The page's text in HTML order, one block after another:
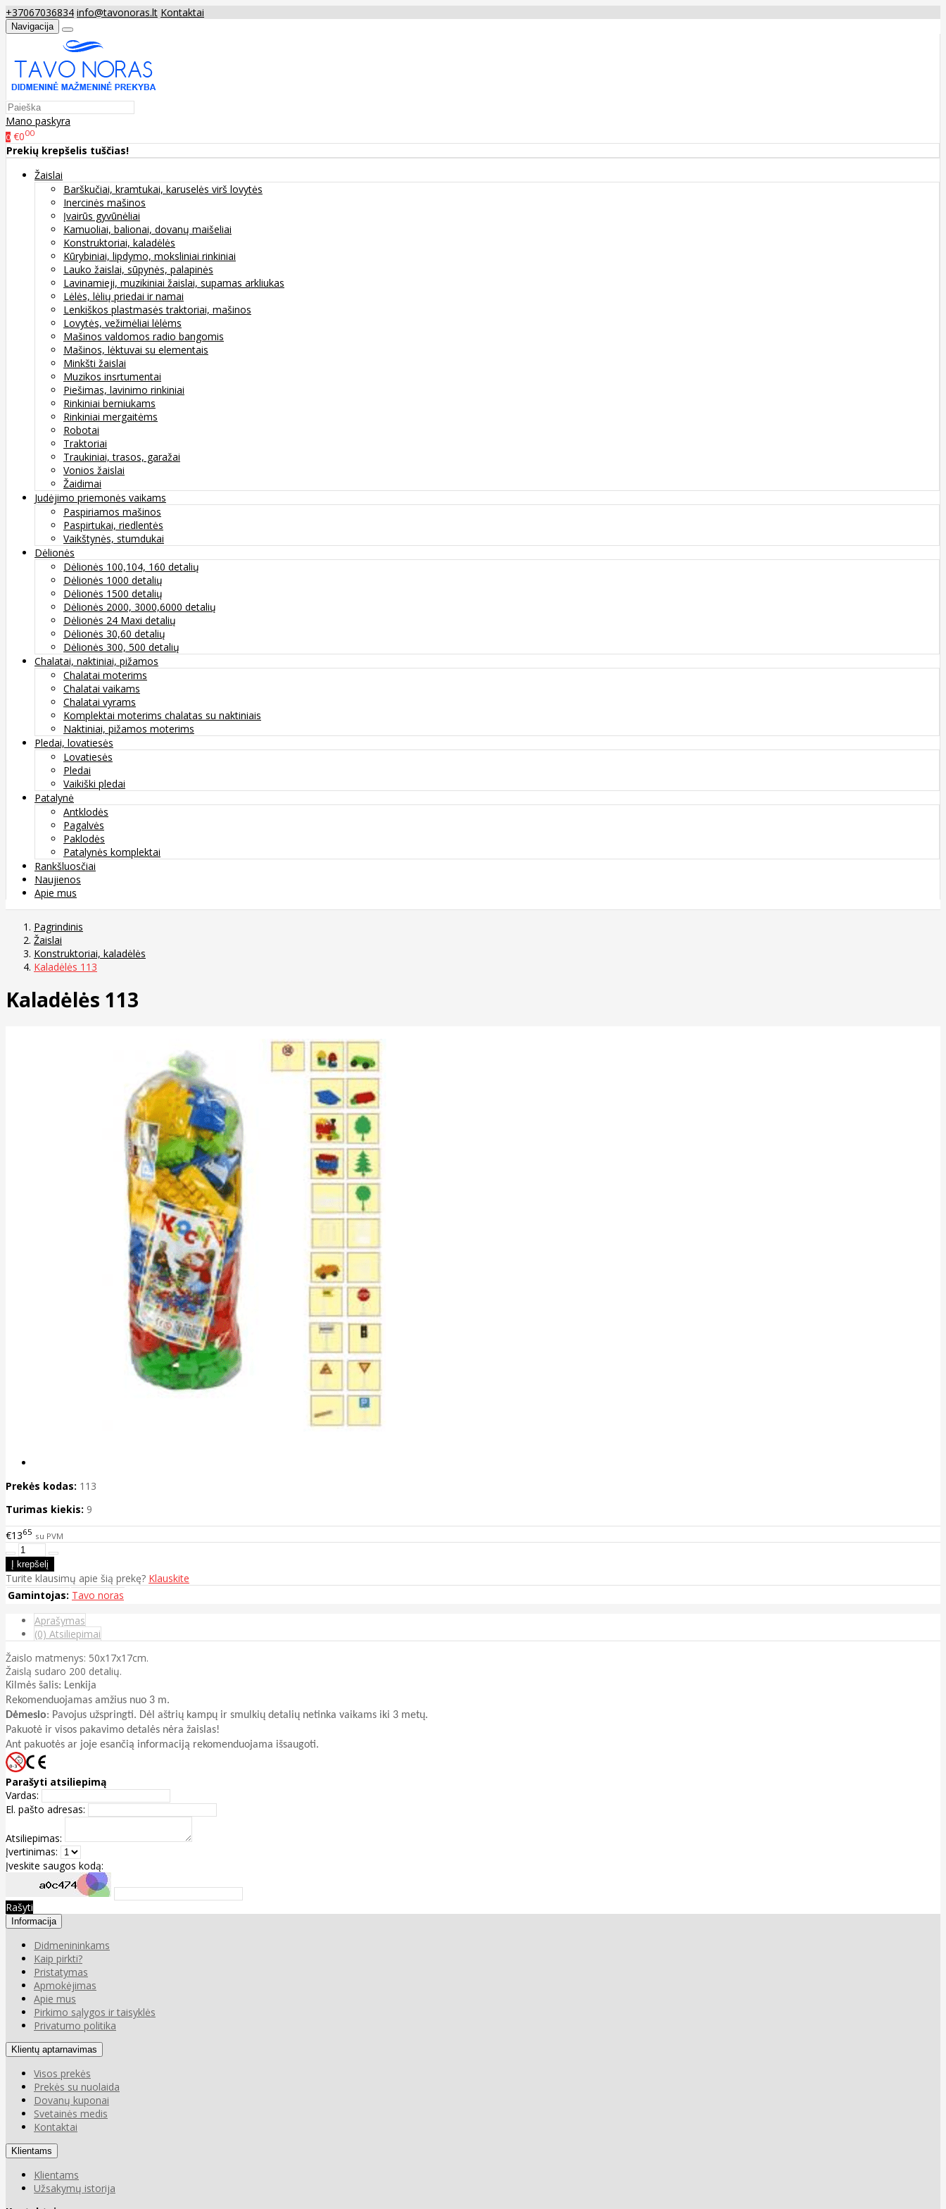
+37067036834 info@tavonoras.lt Kontaktai
Navigacija
Mano paskyra
0 €000
Prekių krepšelis tuščias!
Žaislai
Barškučiai, kramtukai, karuselės virš lovytės
Inercinės mašinos
Įvairūs gyvūnėliai
Kamuoliai, balionai, dovanų maišeliai
Konstruktoriai, kaladėlės
Kūrybiniai, lipdymo, moksliniai rinkiniai
Lauko žaislai, sūpynės, palapinės
Lavinamieji, muzikiniai žaislai, supamas arkliukas
Lėlės, lėlių priedai ir namai
Lenkiškos plastmasės traktoriai, mašinos
Lovytės, vežimėliai lėlėms
Mašinos valdomos radio bangomis
Mašinos, lėktuvai su elementais
Minkšti žaislai
Muzikos insrtumentai
Piešimas, lavinimo rinkiniai
Rinkiniai berniukams
Rinkiniai mergaitėms
Robotai
Traktoriai
Traukiniai, trasos, garažai
Vonios žaislai
Žaidimai
Judėjimo priemonės vaikams
Paspiriamos mašinos
Paspirtukai, riedlentės
Vaikštynės, stumdukai
Dėlionės
Dėlionės 100,104, 160 detalių
Dėlionės 1000 detalių
Dėlionės 1500 detalių
Dėlionės 2000, 3000,6000 detalių
Dėlionės 24 Maxi detalių
Dėlionės 30,60 detalių
Dėlionės 300, 500 detalių
Chalatai, naktiniai, pižamos
Chalatai moterims
Chalatai vaikams
Chalatai vyrams
Komplektai moterims chalatas su naktiniais
Naktiniai, pižamos moterims
Pledai, lovatiesės
Lovatiesės
Pledai
Vaikiški pledai
Patalynė
Antklodės
Pagalvės
Paklodės
Patalynės komplektai
Rankšluosčiai
Naujienos
Apie mus
Pagrindinis
Žaislai
Konstruktoriai, kaladėlės
Kaladėlės 113
Kaladėlės 113
Prekės kodas: 113
Turimas kiekis: 9
€1365 su PVM
Turite klausimų apie šią prekę? Klauskite
Gamintojas: Tavo noras
Aprašymas
(0) Atsiliepimai
Žaislo matmenys: 50x17x17cm.
Žaislą sudaro 200 detalių.
Kilmės šalis: Lenkija
Rekomenduojamas amžius nuo 3 m.
Dėmesio: Pavojus užspringti. Dėl aštrių kampų ir smulkių detalių netinka vaikams iki 3 metų.
Pakuotė ir visos pakavimo detalės nėra žaislas!
Ant pakuotės ar joje esančią informaciją rekomenduojama išsaugoti.
Parašyti atsiliepimą
Vardas:
El. pašto adresas:
Atsiliepimas:
Įvertinimas:
Įveskite saugos kodą:
Rašyti
Informacija
Didmenininkams
Kaip pirkti?
Pristatymas
Apmokėjimas
Apie mus
Pirkimo sąlygos ir taisyklės
Privatumo politika
Klientų aptarnavimas
Visos prekės
Prekės su nuolaida
Dovanų kuponai
Svetainės medis
Kontaktai
Klientams
Klientams
Užsakymų istorija